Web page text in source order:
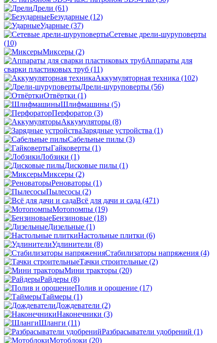
Дрели (61)
Безударные (12)
Ударные (37)
Сетевые дрели-шуруповерты
(10)
Миксеры (2)
Аппараты для
сварки пластиковых труб (11)
Аккумуляторная техника (102)
Дрели-шуруповерты (56)
Отвёртки (1)
Шлифмашины (5)
Перфоратор (3)
Аккумуляторы (8)
Зарядные устройства (1)
Сабельные пилы (3)
Гайковерты (1)
Лобзики (1)
Дисковые пилы (1)
Миксеры (2)
Реноваторы (1)
Пылесосы (2)
Всё для дачи и сада (471)
Мотопомпы (19)
Бензиновые (18)
Дизельные (1)
Настольные плитки (6)
Удлинители (8)
Стабилизаторы напряжения (4)
Тачки строительные (2)
Мини тракторы (20)
Райдеры (8)
Полив и орошение (17)
Таймеры (1)
Дождеватели (2)
Наконечники (3)
Шланги (11)
Разбрасыватели удобрений (1)
Мотоблоки (20)